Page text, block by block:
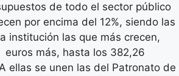
de todo el sector público
por encima del 12%, siendo las
institución las que más crecen,
más, hasta los 382,26
ellas se unen las del Patronato de